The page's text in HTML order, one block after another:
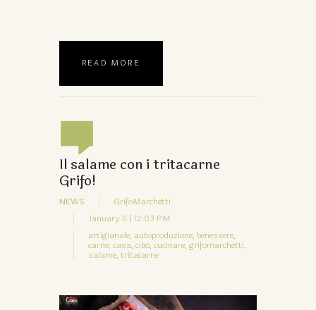
READ MORE
Il salame con i tritacarne
Grifo!
NEWS
GrifoMarchetti
January 11 | 12:03 PM
artigianale, autoproduzione, benessere,
carne, casa, cibo, cucinare, grifomarchetti,
salame, tritacarne